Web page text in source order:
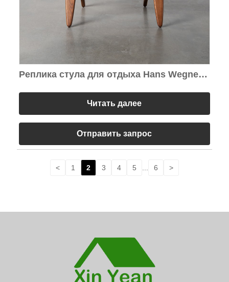
Реплика стула для отдыха Hans Wegner
Читать далее
Отправить запрос
< 1 2 3 4 5 ... 6 >